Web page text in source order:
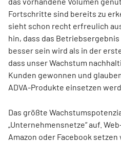
Fortschritte sind bereits zu
sieht schon recht erfreulich
hin, dass das
besser sein wird als in der
dass unser Wachstum
Kunden gewonnen und
ADVA-Produkte einsetzen
Das größte
„Unternehmens­netze“ auf.
Amazon oder Facebook